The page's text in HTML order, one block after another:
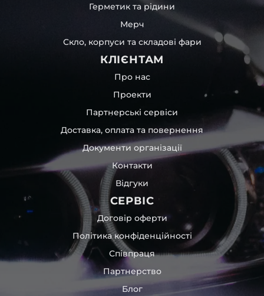
Герметик та рідини
Мерч
Скло, корпуси та складові фари
КЛІЄНТАМ
Про нас
Проекти
Партнерські сервіси
Доставка, оплата та повернення
Документи організації
Контакти
Відгуки
СЕРВІС
Договір оферти
Політика конфіденційності
Співпраця
Партнерство
Блог